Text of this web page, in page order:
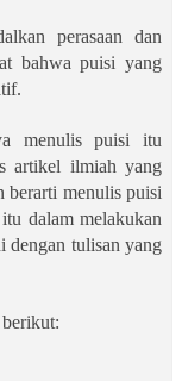
perasaan dan
bahwa puisi yang
menulis puisi itu
artikel ilmiah yang
berarti menulis puisi
dalam melakukan
dengan tulisan yang